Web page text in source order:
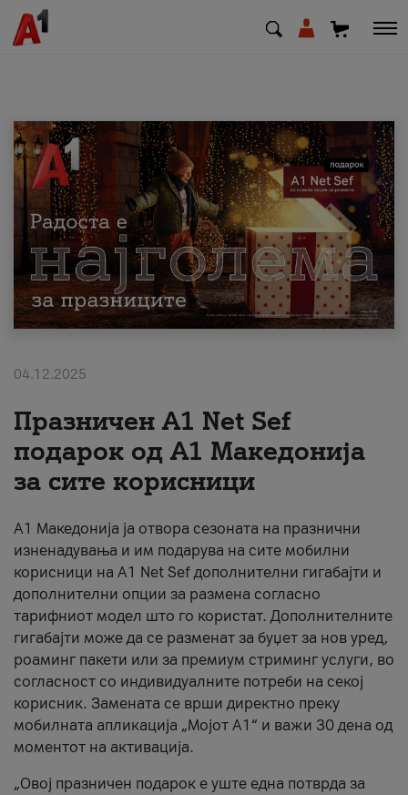
МК EN SQ
Приватни Деловни
Поддршка
Надополни кредит
За нас
#ПодобарОнлајн
04.12.2025
Празничен A1 Net Sеf
подарок од А1 Македонија
за сите корисници
А1 Македонија ја отвора сезоната на празнични
изненадувања и им подарува на сите мобилни
корисници на A1 Net Sef дополнителни гигабајти и
дополнителни опции за размена согласно
тарифниот модел што го користат. Дополнителните
гигабајти може да се разменат за буџет за нов уред,
роаминг пакети или за премиум стриминг услуги, во
согласност со индивидуалните потреби на секој
корисник. Замената се врши директно преку
мобилната апликација „Мојот А1“ и важи 30 дена од
моментот на активација.
„Овој празничен подарок е уште една потврда за